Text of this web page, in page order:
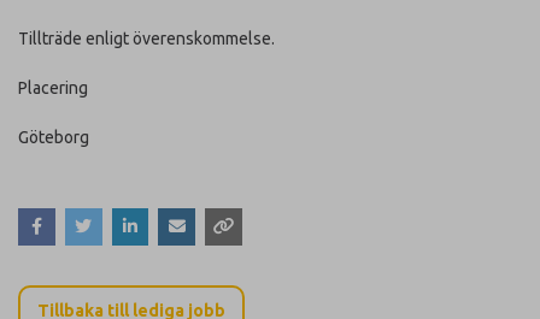
Tillträde enligt överenskommelse.
Placering
Göteborg
Tillbaka till lediga jobb